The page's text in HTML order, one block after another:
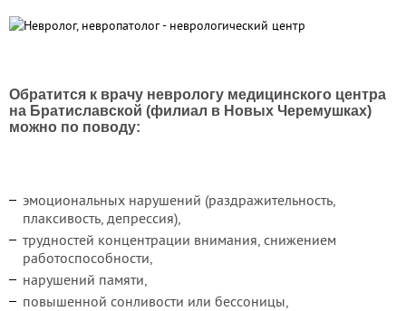
Обратится к врачу неврологу медицинского центра
на Братиславской (филиал в Новых Черемушках)
можно по поводу:
эмоциональных нарушений (раздражительность,
плаксивость, депрессия),
трудностей концентрации внимания, снижением
работоспособности,
нарушений памяти,
повышенной сонливости или бессоницы,